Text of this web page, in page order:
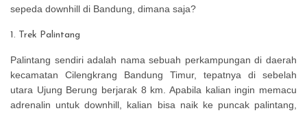
sepeda downhill di Bandung, dimana saja?
1. Trek Palintang
Palintang sendiri adalah nama sebuah perkampungan di daerah
kecamatan Cilengkrang Bandung Timur, tepatnya di sebelah
utara Ujung Berung berjarak 8 km. Apabila kalian ingin memacu
adrenalin untuk downhill, kalian bisa naik ke puncak palintang,